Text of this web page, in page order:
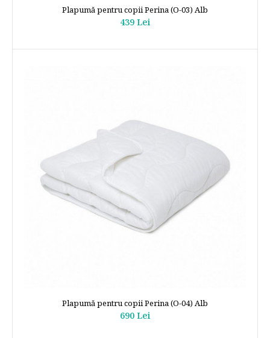
Plapumă pentru copii Perina (О-03) Alb
439 Lei
Plapumă pentru copii Perina (О-04) Alb
690 Lei